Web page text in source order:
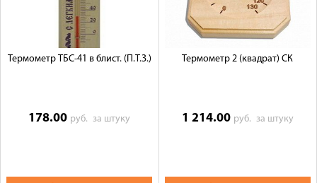
Термометр ТБС-41 в блист. (П.Т.З.)
178.00 руб.за штуку
Термометр 2 (квадрат) СК
1 214.00 руб. за штуку